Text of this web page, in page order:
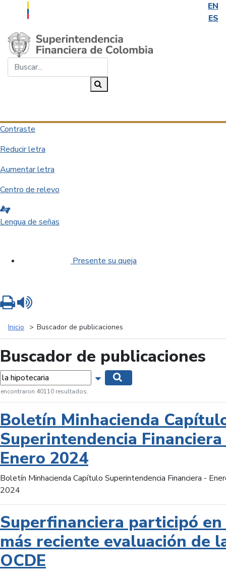
EN
ES
Saltar al contenido principal
Contraste
Reducir letra
Aumentar letra
Centro de relevo
Lengua de señas
Presente su queja
Inicio Buscador de publicaciones
Buscador de publicaciones
Mostrar opciones de búsqueda
encontraron 40110 resultados.
Boletín Minhacienda
Superintendencia
Enero 2024
Boletín Minhacienda Capítulo Superintendencia Financiera -
2024
Superfinanciera participó
más reciente evaluación de
OCDE
Imprimir